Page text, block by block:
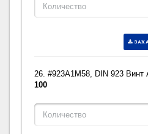
26. #923A1M58, DIN 923 Винт
100